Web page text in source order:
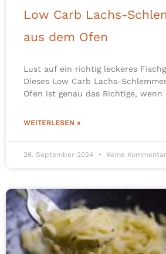
Low Carb Lachs-
aus dem Ofen
Lust auf ein richtig leckeres
Dieses Low Carb Lachs-
Ofen ist genau das Richtige, wenn
WEITERLESEN »
26. September 2024 Keine